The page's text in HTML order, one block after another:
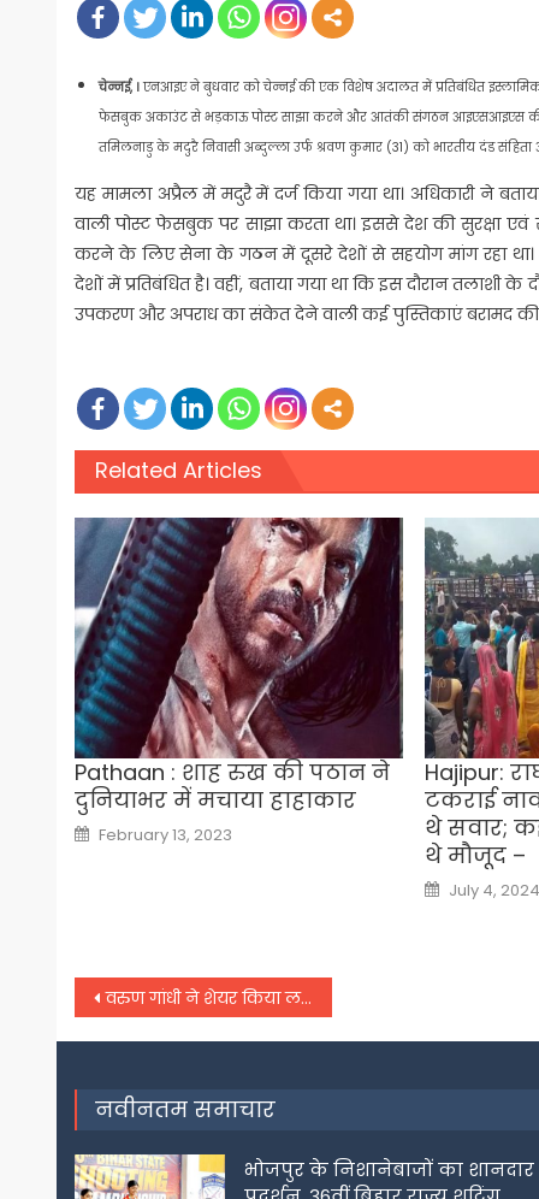
चेन्नई, ।एनआइए ने बुधवार को चेन्नई की एक विशेष अदालत में प्रतिबंधित
फेसबुक अकाउंट से भड़काऊ पोस्ट साझा करने और आतंकी संगठन आइएसआइएस की
तमिलनाडु के मदुरै निवासी अब्दुल्ला उर्फ श्रवण कुमार (31) को भारतीय दंड
यह मामला अप्रैल में मदुरै में दर्ज किया गया था। अधिकारी ने
वाली पोस्ट फेसबुक पर साझा करता था। इससे देश की सुरक्षा एवं
करने के लिए सेना के गठन में दूसरे देशों से सहयोग मांग रहा
देशों में प्रतिबंधित है। वहीं, बताया गया था कि इस दौरान तलाशी के
उपकरण और अपराध का संकेत देने वाली कई पुस्तिकाएं बरामद की
Related Articles
Pathaan : शाह रुख की पठान ने
दुनियाभर में मचाया हाहाकार
Posted
on
February 13, 2023
Hajipur:
टकराई
थे सवार;
थे मौजूद –
Posted
on
July 4, 2024
Post
navigation
वरुण गांधी ने शेयर किया लखीमपुर हिंसा का नया वीडियो,
नवीनतम समाचार
भोजपुर के निशानेबाजों का शानदार